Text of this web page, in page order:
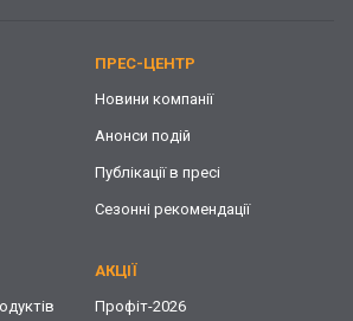
ПРЕС-ЦЕНТР
Новини компанії
Анонси подій
Публікації в пресі
Сезонні рекомендації
АКЦІЇ
Профіт-2026